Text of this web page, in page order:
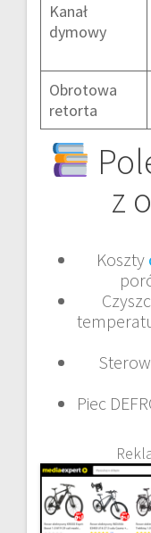
Kanał
dymowy
Obrotowa
retorta
z
Koszty
Piec